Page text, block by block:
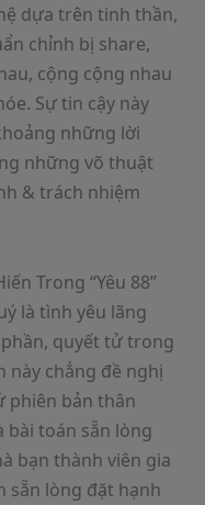
dựa trên tinh thần,
chỉnh bị share,
cộng cộng nhau
Sự tin cậy này
những lời
những võ thuật
& trách nhiệm
Trong “Yêu 88”
là tình yêu lãng
quyết tử trong
này chẳng đề nghị
phiên bản thân
bài toán sẵn lòng
bạn thành viên gia
sẵn lòng đặt hạnh